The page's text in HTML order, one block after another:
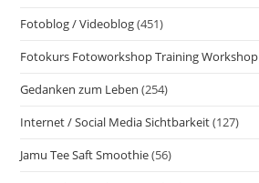
Fotoblog / Videoblog(451)
Fotokurs Fotoworkshop Training Workshop
Gedanken zum Leben (254)
Internet / Social Media Sichtbarkeit(127)
Jamu Tee Saft Smoothie(56)